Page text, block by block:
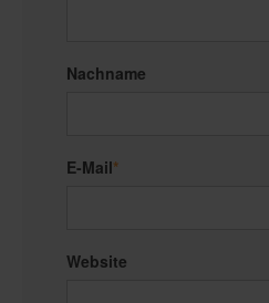
Nachname
E-Mail*
Website